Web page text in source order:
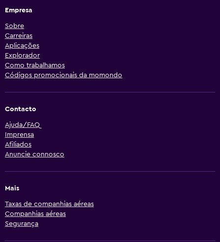
Empresa
Sobre
Carreiras
Aplicações
Explorador
Como trabalhamos
Códigos promocionais da momondo
Contacto
Ajuda/FAQ
Imprensa
Afiliados
Anuncie connosco
Mais
Taxas de companhias aéreas
Companhias aéreas
Segurança